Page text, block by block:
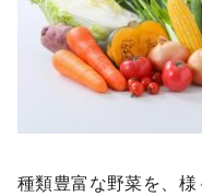
種類豊富な野菜を、